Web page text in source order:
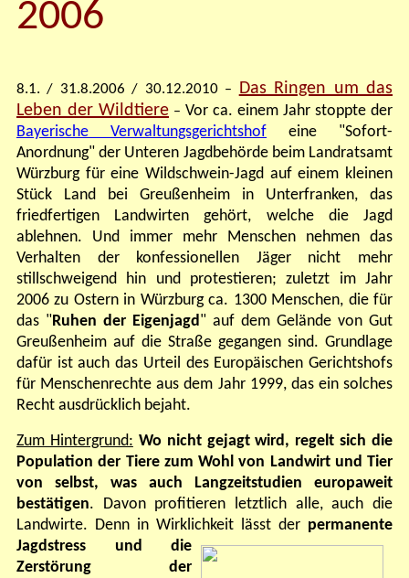
2006
8.1. / 31.8.2006 / 30.12.2010–
Das Ringen um das
Leben der Wildtiere – Vor ca. einem Jahr stoppte der
Bayerische Verwaltungsgerichtshof eine "Sofort-
Anordnung" der Unteren Jagdbehörde beim Landratsamt
Würzburg für eine Wildschwein-Jagd auf einem kleinen
Stück Land bei Greußenheim in Unterfranken, das
friedfertigen Landwirten gehört, welche die Jagd
ablehnen. Und immer mehr Menschen nehmen das
Verhalten der konfessionellen Jäger nicht mehr
stillschweigend hin und protestieren; zuletzt im Jahr
2006 zu Ostern in Würzburg ca. 1300 Menschen, die für
das "Ruhen der Eigenjagd " auf dem Gelände von Gut
Greußenheim auf die Straße gegangen sind. Grundlage
dafür ist auch das Urteil des Europäischen Gerichtshofs
für Menschenrechte aus dem Jahr 1999, das ein solches
Recht ausdrücklich bejaht.
Zum Hintergrund: Wo nicht gejagt wird, regelt sich die
Population der Tiere zum Wohl von Landwirt und Tier
von selbst, was auch Langzeitstudien europaweit
bestätigen. Davon profitieren letztlich alle, auch die
Landwirte. Denn in Wirklichkeit lässt der permanente
Jagdstress und die
Zerstörung der